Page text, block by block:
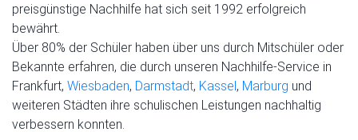
preisgünstige Nachhilfe hat sich seit 1992 erfolgreich
bewährt.
Über 80% der Schüler haben über uns durch Mitschüler oder
Bekannte erfahren, die durch unseren Nachhilfe-Service in
Frankfurt, Wiesbaden, Darmstadt, Kassel, Marburg und
weiteren Städten ihre schulischen Leistungen nachhaltig
verbessern konnten.